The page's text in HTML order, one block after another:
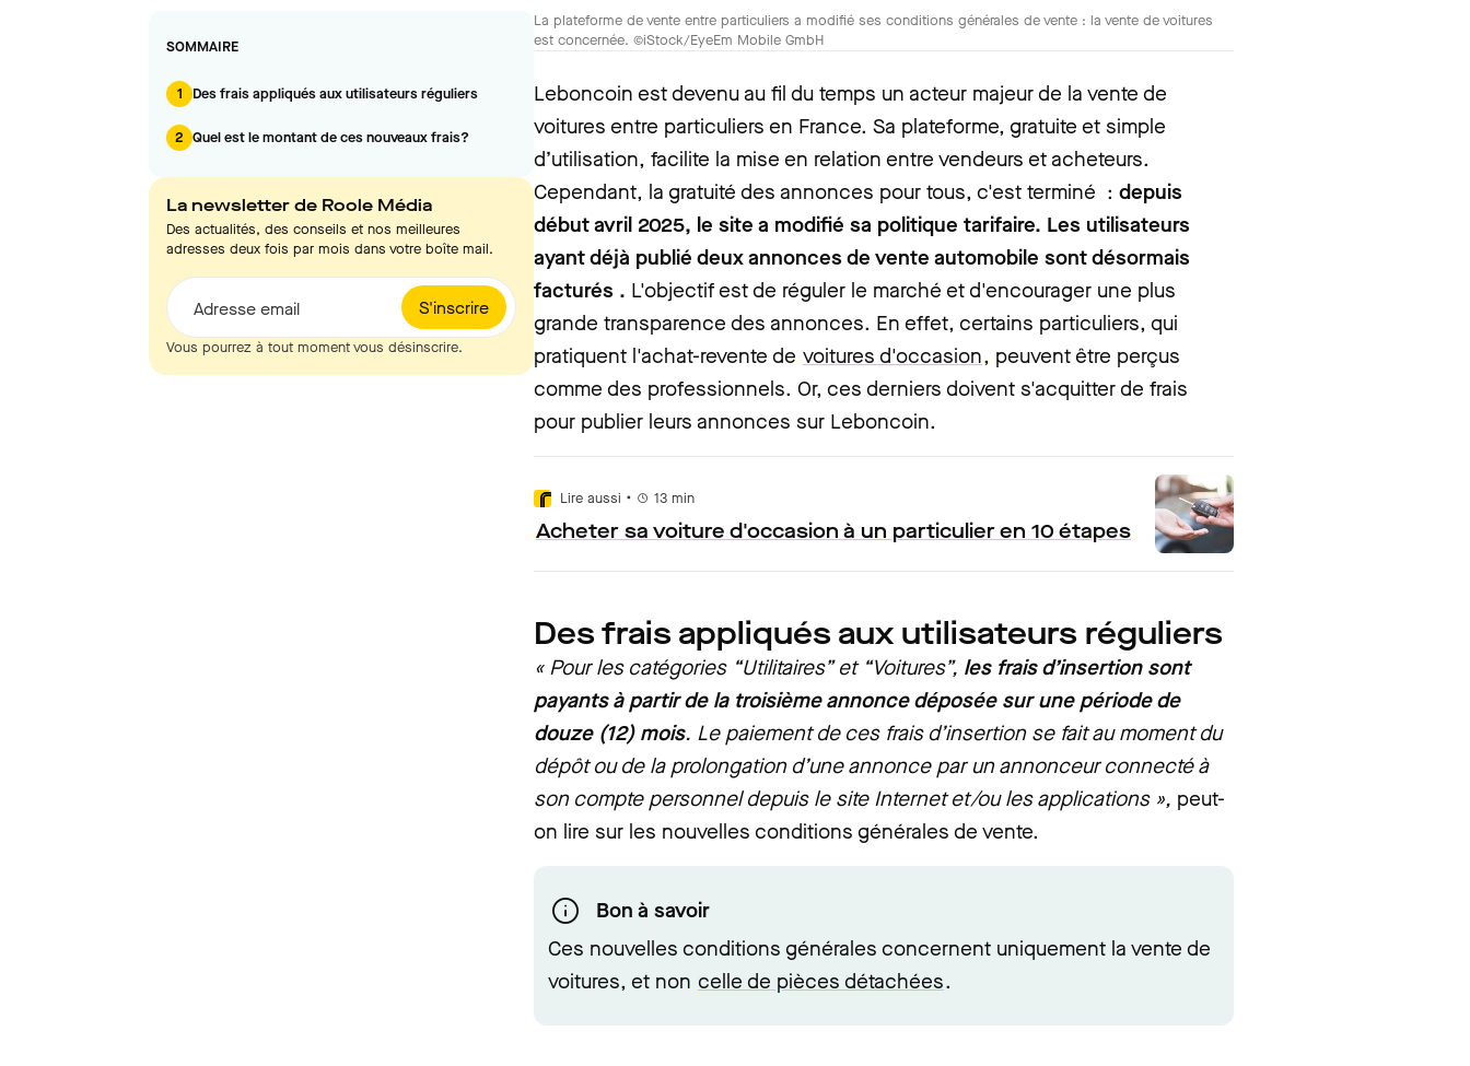
SOMMAIRE
1 Des frais appliqués aux utilisateurs réguliers
2 Quel est le montant de ces nouveaux frais?
La newsletter de Roole Média
Des actualités, des conseils et nos meilleures
adresses deux fois par mois dans votre boîte mail.
S'inscrire
Adresse email
Vous pourrez à tout moment vous désinscrire.
La plateforme de vente entre particuliers a modifié ses conditions générales de vente : la vente de voitures
est concernée. ©iStock/EyeEm Mobile GmbH
Leboncoin est devenu au fil du temps un acteur majeur de la vente de
voitures entre particuliers en France. Sa plateforme, gratuite et simple
d’utilisation, facilite la mise en relation entre vendeurs et acheteurs.
Cependant, la gratuité des annonces pour tous, c'est terminé : depuis
début avril 2025, le site a modifié sa politique tarifaire. Les utilisateurs
ayant déjà publié deux annonces de vente automobile sont désormais
facturés . L'objectif est de réguler le marché et d'encourager une plus
grande transparence des annonces. En effet, certains particuliers, qui
pratiquent l'achat-revente de voitures d'occasion, peuvent être perçus
comme des professionnels. Or, ces derniers doivent s'acquitter de frais
pour publier leurs annonces sur Leboncoin.
Lire aussi • 13 min
Acheter sa voiture d'occasion à un particulier en 10 étapes
Des frais appliqués aux utilisateurs réguliers
« Pour les catégories “Utilitaires” et “Voitures”, les frais d’insertion sont
payants à partir de la troisième annonce déposée sur une période de
douze (12) mois. Le paiement de ces frais d’insertion se fait au moment du
dépôt ou de la prolongation d’une annonce par un annonceur connecté à
son compte personnel depuis le site Internet et/ou les applications », peut-
on lire sur les nouvelles conditions générales de vente.
Bon à savoir
Ces nouvelles conditions générales concernent uniquement la vente de
voitures, et non celle de pièces détachées.